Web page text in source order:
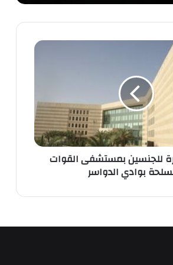
للجنسين بمستشفى القوات
بوادي الدواسر